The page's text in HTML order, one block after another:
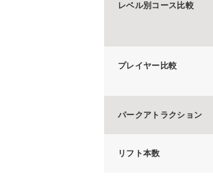
レベル別コース比較
プレイヤー比較
パークアトラクション
リフト本数